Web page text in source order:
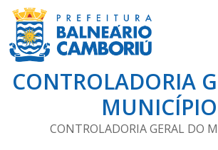
CONTROLADORIA
MUNICÍPIO
CONTROLADORIA GERAL DO